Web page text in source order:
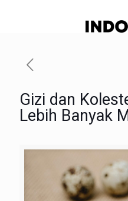
Gizi dan
Lebih Banyak